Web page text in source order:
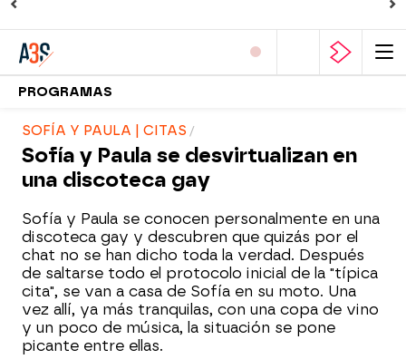
PROGRAMAS
SOFÍA Y PAULA | CITAS
Sofía y Paula se desvirtualizan en
una discoteca gay
Sofía y Paula se conocen personalmente en una
discoteca gay y descubren que quizás por el
chat no se han dicho toda la verdad. Después
de saltarse todo el protocolo inicial de la "típica
cita", se van a casa de Sofía en su moto. Una
vez allí, ya más tranquilas, con una copa de vino
y un poco de música, la situación se pone
picante entre ellas.